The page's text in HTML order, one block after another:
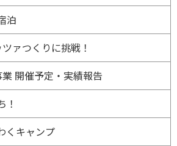
泊
ァつくりに挑戦！
開催予定・実績報告
！
くキャンプ